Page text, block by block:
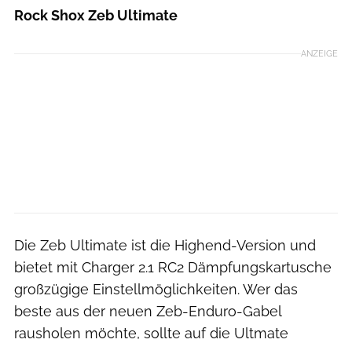
Rock Shox Zeb Ultimate
ANZEIGE
Die Zeb Ultimate ist die Highend-Version und
bietet mit Charger 2.1 RC2 Dämpfungskartusche
großzügige Einstellmöglichkeiten. Wer das
beste aus der neuen Zeb-Enduro-Gabel
rausholen möchte, sollte auf die Ultmate